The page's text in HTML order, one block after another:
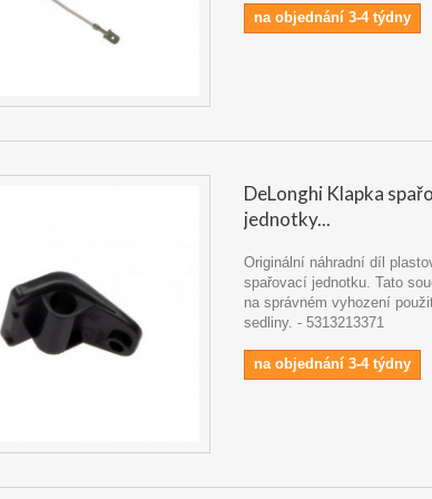
na objednání 3-4 týdny
DeLonghi Klapka
jednotky...
Originální náhradní díl
spařovací jednotku. Tato
na správném vyhození
sedliny. - 5313213371
na objednání 3-4 týdny